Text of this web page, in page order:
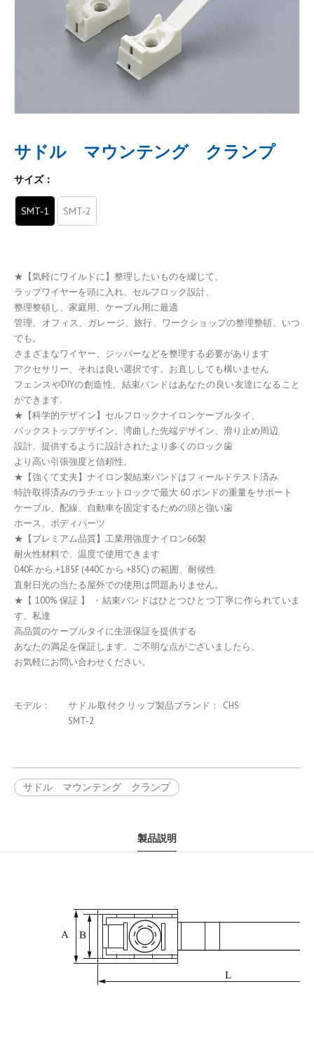
サドル マウンテング クランプ
サイズ：
SMT-1 SMT-2
★【気軽にワイルドに】整理したいものを綴じて、
ラップワイヤーを頭に入れ、セルフロック設計、
整理整頓し、家庭用、ケーブル用に最適
管理、オフィス、ガレージ、旅行、ワークショップの整理整頓、いつ
でも。
さまざまなワイヤー、ジッパーなどを整理する必要があります
アクセサリー、それは良い選択です。お直ししても構いません
フェンスやDIYの創造性、結束バンドはあなたの良い友達になること
ができます.
★【科学的デザイン】セルフロックナイロンケーブルタイ、
バックストップデザイン、湾曲した先端デザイン、滑り止め周辺
設計、提供するように設計されたより多くのロック歯
より高い引張強度と信頼性。
★【強くて丈夫】ナイロン製結束バンドはフィールドテスト済み
特許取得済みのラチェットロックで最大 60 ポンドの重量をサポート
ケーブル、配線、自動車を固定するための頭と強い歯
ホース、ボディパーツ
★【プレミアム品質】工業用強度ナイロン66製
耐火性材料で、温度で使用できます
040F から +185F (440C から +85C) の範囲、耐候性
直射日光の当たる屋外での使用は問題ありません。
★【 100% 保証 】 ・結束バンドはひとつひとつ丁寧に作られていま
す。私達
高品質のケーブルタイに生涯保証を提供する
あなたの満足を保証します。ご不明な点がございましたら、
お気軽にお問い合わせください。
モデル：
サドル取付クリップ
SMT-2
製品ブランド： CHS
サドル マウンテング クランプ
製品説明